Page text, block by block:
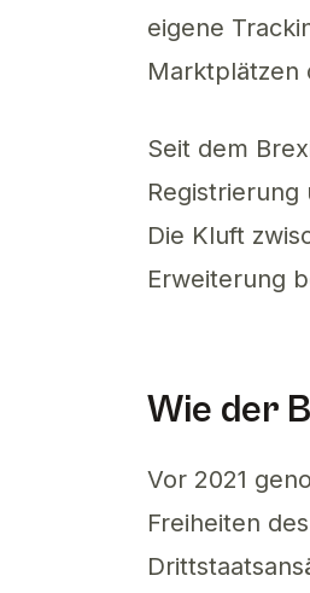
eigene
Marktplätzen
Seit dem
Die Kluft
Erweiterung
Wie der
Vor 2021
Freiheiten